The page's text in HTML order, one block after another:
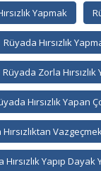
Yapmak
Rüyada Hırsızlık
Rüyada Zorla Hırsızlık
Hırsızlık Yapan
Hırsızlık Yapıp Dayak